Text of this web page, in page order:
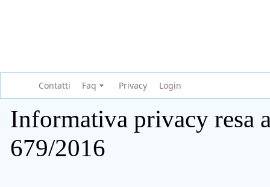
Contatti Faq Privacy Login
Informativa privacy resa
679/2016